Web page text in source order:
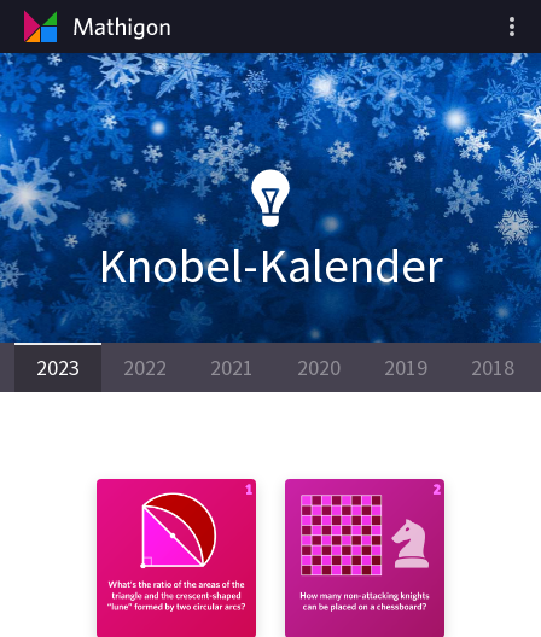
Knobel-Kalender
2023 2022 2021 2020 2019 2018